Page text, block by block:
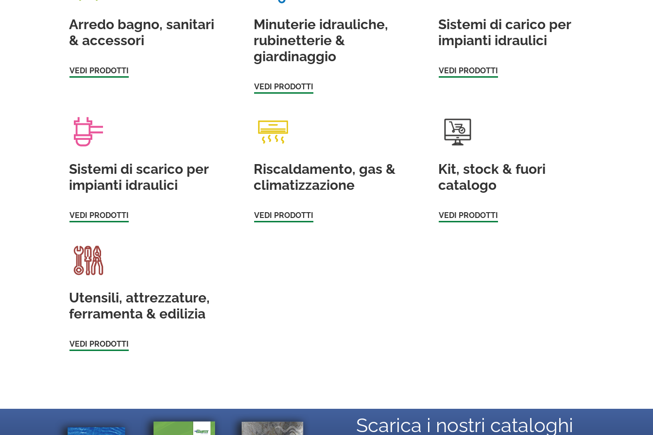
Arredo bagno, sanitari
& accessori
VEDI PRODOTTI
Minuterie idrauliche,
rubinetterie &
giardinaggio
VEDI PRODOTTI
Sistemi di carico per
impianti idraulici
VEDI PRODOTTI
Sistemi di scarico per
impianti idraulici
VEDI PRODOTTI
Riscaldamento, gas &
climatizzazione
VEDI PRODOTTI
Kit, stock & fuori
catalogo
VEDI PRODOTTI
Utensili, attrezzature,
ferramenta & edilizia
VEDI PRODOTTI
Scarica i nostri cataloghi